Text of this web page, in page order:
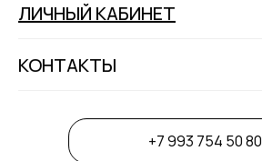
ЛИЧНЫЙ КАБИНЕТ
КОНТАКТЫ
+7 993 754 50 80